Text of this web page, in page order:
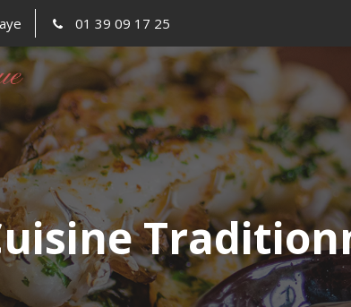
01 39 09 17 25